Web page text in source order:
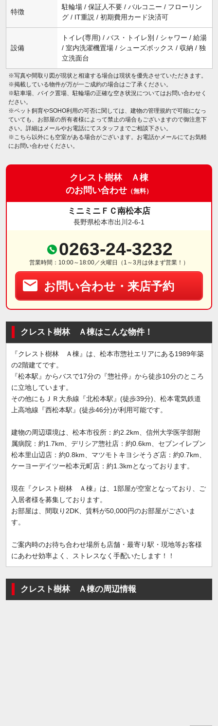
特徴
駐輪場 / 保証人不要 / バルコニー / フローリン
グ / IT重説 / 初期費用カード決済可
設備
トイレ(専用) / バス・トイレ別 / シャワー / 給湯
/ 室内洗濯機置場 / シューズボックス / 収納 / 独
立洗面台
※写真や間取り図が現状と相違する場合は現状を優先させていただきます。
※掲載している物件が万が一ご成約の場合はご了承ください。
※駐車場、バイク置場、駐輪場の正確な空き状況についてはお問い合わせく
ださい。
※ペット飼育やSOHO利用の可否に関しては、建物の管理規約で可能になっ
ていても、お部屋の所有者様によって禁止の場合もございますので御注意下
さい。詳細はメールやお電話にてスタッフまでご相談下さい。
※こちら以外にも空室がある場合がございます。お電話かメールにてお気軽
にお問い合わせください。
クレスト樹林 Ａ棟
のお問い合わせ （無料）
ミニミニＦＣ南松本店
長野県松本市出川2-6-1
0263-24-3232
営業時間：10:00～18:00／火曜日（1～3月は休まず営業！）
お問い合わせ・来店予約
クレスト樹林 Ａ棟はこんな物件！
『クレスト樹林 Ａ棟』は、松本市惣社エリアにある1989年築
の2階建てです。
『松本駅』からバスで17分の『惣社停』から徒歩10分のところ
に立地しています。
その他にもＪＲ大糸線『北松本駅』(徒歩39分)、松本電気鉄道
上高地線『西松本駅』(徒歩46分)が利用可能です。
建物の周辺環境は、松本市役所：約2.2km、信州大学医学部附
属病院：約1.7km、デリシア惣社店：約0.6km、セブンイレブン
松本里山辺店：約0.8km、マツモトキヨシそうざ店：約0.7km、
ケーヨーデイツー松本元町店：約1.3kmとなっております。
現在『クレスト樹林 Ａ棟』は、1部屋が空室となっており、ご
入居者様を募集しております。
お部屋は、間取り2DK、賃料が50,000円のお部屋がございま
す。
ご案内時のお待ち合わせ場所も店舗・最寄り駅・現地等お客様
にあわせ効率よく、ストレスなく手配いたします！！
クレスト樹林 Ａ棟の周辺情報